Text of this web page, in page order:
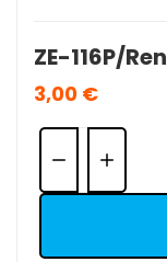
3,00 €
Quantité: